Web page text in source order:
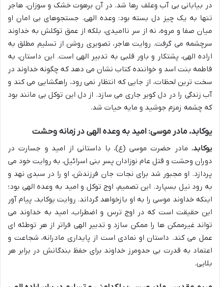
در بیابانی بی آب وعلف رها شد. در آن برهوت خشک و سوزان، هاجر
تنها به یک چیز دل بسته بود: وعده الهی. جستجوهای بی امان او
میان صفا و مروه، نه از سر ناامیدی، بلکه از عمق توکلش به خداوند
سرچشمه می گرفت. روایت هاجر، تصویری روشن از تسلیم مطلق به
اراده الهی، پشتکار و باور قلبی به تدبیر الهی است. این داستان، به
فاطمه بنت اسد و خواننده کتاب نشان می دهد که چگونه خداوند در
سخت ترین لحظات، از جایی که انتظار نمی رود، راهگشایی می کند و
آب زندگی را در دل کویر جاری می سازد. از دل این توکل بی مانند بود
که چشمه زمزم جوشید و مایه حیات شد.
یوکابد، مادر موسی: امید به وعده الهی در زمانه وحشت
یوکابد، مادر حضرت موسی (ع)، با داستانی از امید و جسارت در
دوران وحشت و قتل عام نوزادان پسر بنی اسرائیل، به روایت خود می
پردازد. او مجبور شد برای نجات جان فرزندش، او را در سبدی نهد و
به رود نیل بسپارد. این تصمیم، اوج توکل و امید به وعده الهی بود؛
اینکه خداوند موسی را به او بازخواهد گرداند. روایت یوکابد، پیام آور
این حقیقت است که در اوج ترس و اضطراب، امید به خداوند می
تواند غیرممکن ها را ممکن سازد و تدبیر الهی فراتر از هر توطئه ای
عمل می کند. داستان او نمادی است از پایداری مادرانه، شجاعت و
اعتماد به قدرت بی حدومرز خداوند برای حفظ بندگانش در برابر هر
بلایی.